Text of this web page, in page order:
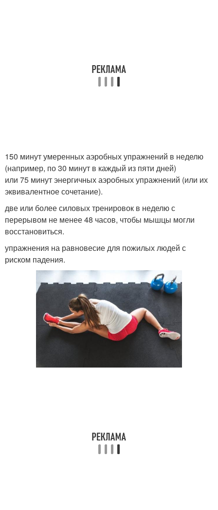
150 минут умеренных аэробных упражнений в неделю
(например, по 30 минут в каждый из пяти дней)
или 75 минут энергичных аэробных упражнений (или их
эквивалентное сочетание).
две или более силовых тренировок в неделю с
перерывом не менее 48 часов, чтобы мышцы могли
восстановиться.
упражнения на равновесие для пожилых людей с
риском падения.